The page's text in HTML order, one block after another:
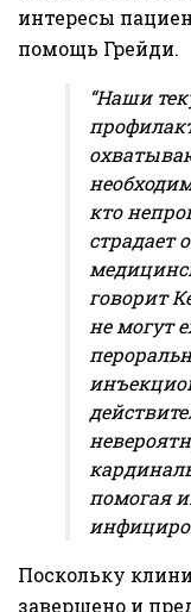
интересы
помощь Грейди.
“Наши
кто
страдает
говорит
не могут
помогая
Поскольку
завершено и